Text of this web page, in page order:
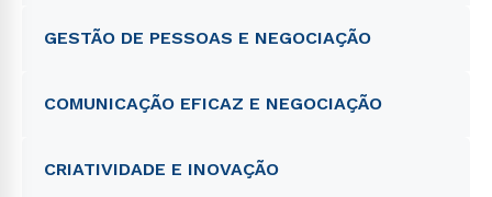
GESTÃO DE PESSOAS E NEGOCIAÇÃO
COMUNICAÇÃO EFICAZ E NEGOCIAÇÃO
CRIATIVIDADE E INOVAÇÃO